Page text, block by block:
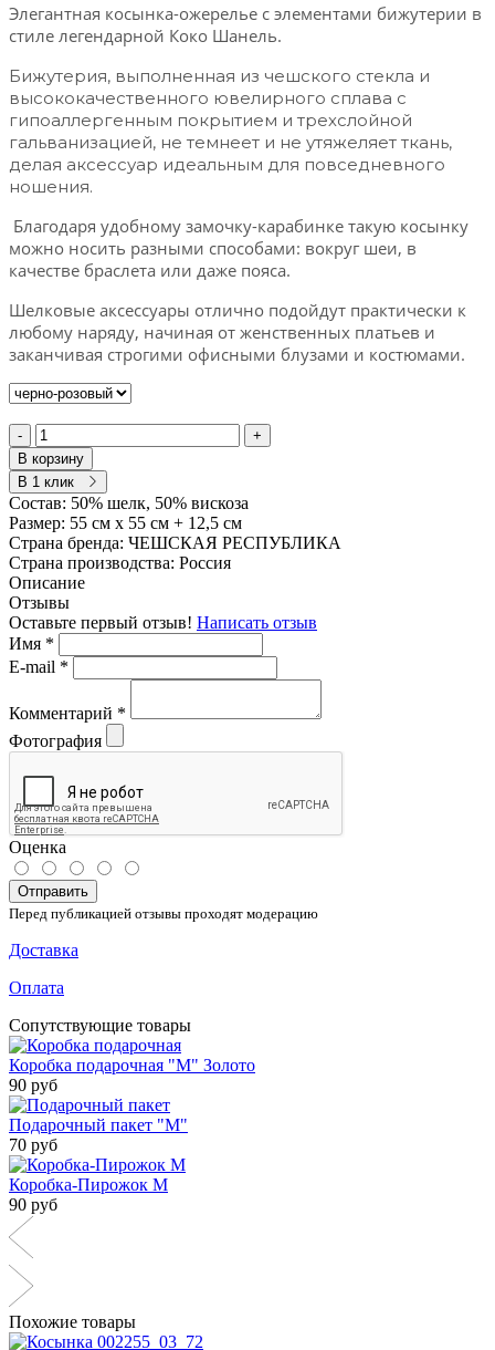
Элегантная косынка-ожерелье с элементами бижутерии в
стиле легендарной Коко Шанель.
Бижутерия, выполненная из чешского стекла и
высококачественного ювелирного сплава с
гипоаллергенным покрытием и трехслойной
гальванизацией, не темнеет и не утяжеляет ткань,
делая аксессуар идеальным для повседневного
ношения.
Благодаря удобному замочку-карабинке такую косынку
можно носить разными способами: вокруг шеи, в
качестве браслета или даже пояса.
Шелковые аксессуары отлично подойдут практически к
любому наряду, начиная от женственных платьев и
заканчивая строгими офисными блузами и костюмами.
-
+
В корзину
В 1 клик
Состав: 50% шелк, 50% вискоза
Размер: 55 см х 55 см + 12,5 см
Страна бренда: ЧЕШСКАЯ РЕСПУБЛИКА
Страна производства: Россия
Описание
Отзывы
Оставьте первый отзыв! Написать отзыв
Имя *
E-mail *
Комментарий *
Фотография
Оценка
Отправить
Перед публикацией отзывы проходят модерацию
Доставка
Оплата
Сопутствующие товары
Коробка подарочная "М" Золото
90 руб
Подарочный пакет "М"
70 руб
Коробка-Пирожок М
90 руб
Похожие товары